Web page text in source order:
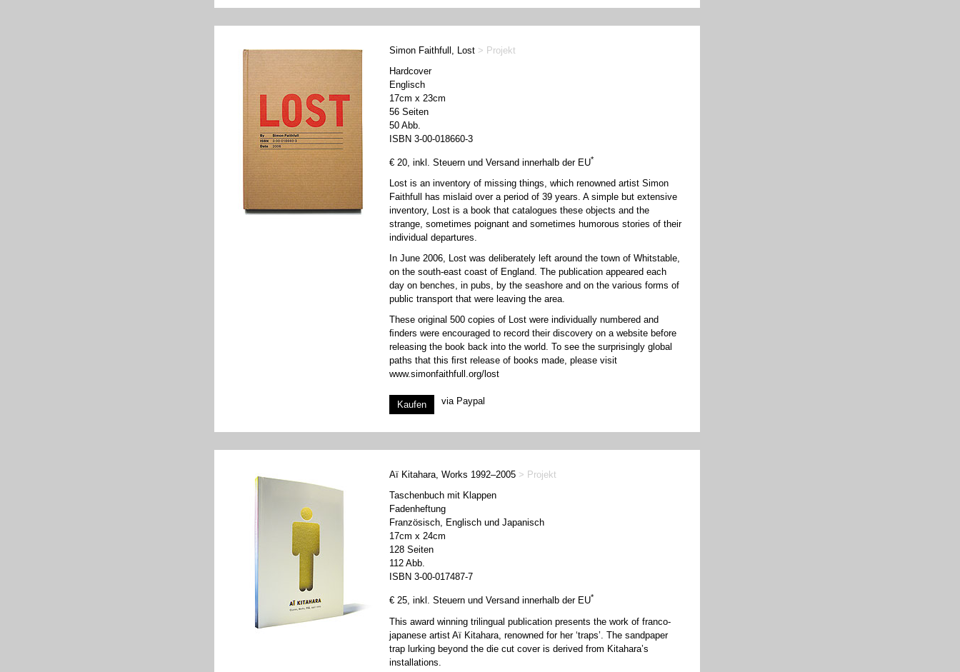
Simon Faithfull, Lost > Projekt
Hardcover
Englisch
17cm x 23cm
56 Seiten
50 Abb.
ISBN 3-00-018660-3
€ 20, inkl. Steuern und Versand innerhalb der EU*
Lost is an inventory of missing things, which renowned artist Simon
Faithfull has mislaid over a period of 39 years. A simple but extensive
inventory, Lost is a book that catalogues these objects and the
strange, sometimes poignant and sometimes humorous stories of their
individual departures.
In June 2006, Lost was deliberately left around the town of Whitstable,
on the south-east coast of England. The publication appeared each
day on benches, in pubs, by the seashore and on the various forms of
public transport that were leaving the area.
These original 500 copies of Lost were individually numbered and
ﬁnders were encouraged to record their discovery on a website before
releasing the book back into the world. To see the surprisingly global
paths that this ﬁrst release of books made, please visit
www.simonfaithfull.org/lost
via Paypal
Aï Kitahara, Works 1992–2005 > Projekt
Taschenbuch mit Klappen
Fadenheftung
Französisch, Englisch und Japanisch
17cm x 24cm
128 Seiten
112 Abb.
ISBN 3-00-017487-7
€ 25, inkl. Steuern und Versand innerhalb der EU*
This award winning trilingual publication presents the work of franco-
japanese artist Aï Kitahara, renowned for her ‘traps’. The sandpaper
trap lurking beyond the die cut cover is derived from Kitahara’s
installations.